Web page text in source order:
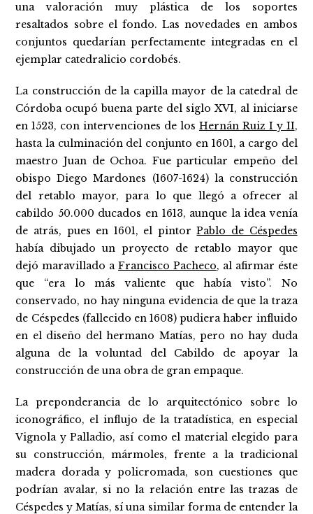
una valoración muy plástica de los soportes
resaltados sobre el fondo. Las novedades en ambos
conjuntos quedarían perfectamente integradas en el
ejemplar catedralicio cordobés.
La construcción de la capilla mayor de la catedral de
Córdoba ocupó buena parte del siglo XVI, al iniciarse
en 1523, con intervenciones de los Hernán Ruiz I y II,
hasta la culminación del conjunto en 1601, a cargo del
maestro Juan de Ochoa. Fue particular empeño del
obispo Diego Mardones (1607-1624) la construcción
del retablo mayor, para lo que llegó a ofrecer al
cabildo 50.000 ducados en 1613, aunque la idea venía
de atrás, pues en 1601, el pintorPablo de Céspedes
había dibujado un proyecto de retablo mayor que
dejó maravillado aFrancisco Pacheco, al afirmar éste
que “era lo más valiente que había visto”. No
conservado, no hay ninguna evidencia de que la traza
de Céspedes (fallecido en 1608) pudiera haber influido
en el diseño del hermano Matías, pero no hay duda
alguna de la voluntad del Cabildo de apoyar la
construcción de una obra de gran empaque.
La preponderancia de lo arquitectónico sobre lo
iconográfico, el influjo de la tratadística, en especial
Vignola y Palladio, así como el material elegido para
su construcción, mármoles, frente a la tradicional
madera dorada y policromada, son cuestiones que
podrían avalar, si no la relación entre las trazas de
Céspedes y Matías, sí una similar forma de entender la